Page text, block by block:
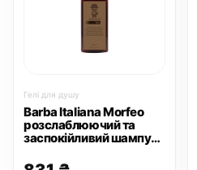
Гелі для душу
Barba Italiana Morfeo
розслаблюючий та
заспокійливий шампунь
мл